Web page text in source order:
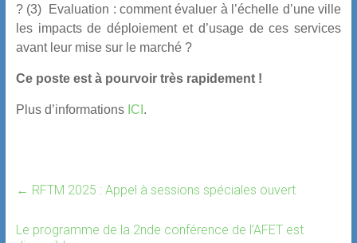
? (3) Evaluation : comment évaluer à l’échelle d’une ville
les impacts de déploiement et d’usage de ces services
avant leur mise sur le marché ?
Ce poste est à pourvoir très rapidement !
Plus d’informations ICI .
← RFTM 2025 : Appel à sessions spéciales ouvert
Le programme de la 2nde conférence de l’AFET est